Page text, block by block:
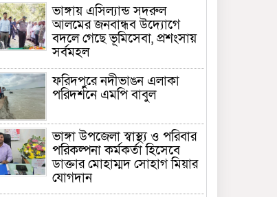
ভাঙ্গায় এসিল্যান্ড সদরুল
আলমের জনবান্ধব উদ্যোগে
বদলে গেছে ভূমিসেবা, প্রশংসায়
সর্বমহল
ফরিদপুরে নদীভাঙন এলাকা
পরিদর্শনে এমপি বাবুল
ভাঙ্গা উপজেলা স্বাস্থ্য ও পরিবার
পরিকল্পনা কর্মকর্তা হিসেবে
ডাক্তার মোহাম্মদ সোহাগ মিয়ার
যোগদান